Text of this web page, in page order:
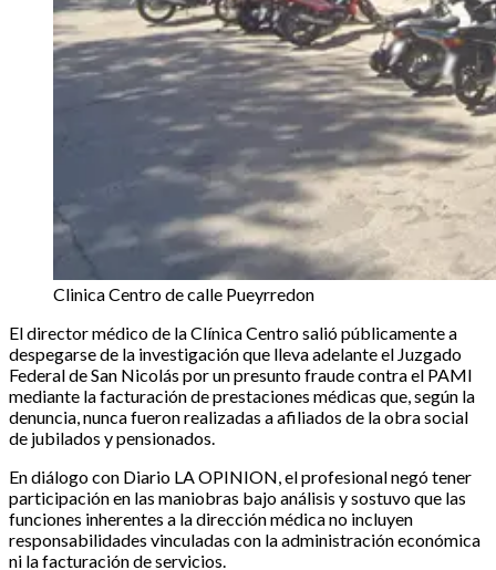
Clinica Centro de calle Pueyrredon
El director médico de la Clínica Centro salió públicamente a
despegarse de la investigación que lleva adelante el Juzgado
Federal de San Nicolás por un presunto fraude contra el PAMI
mediante la facturación de prestaciones médicas que, según la
denuncia, nunca fueron realizadas a afiliados de la obra social
de jubilados y pensionados.
En diálogo con Diario LA OPINION, el profesional negó tener
participación en las maniobras bajo análisis y sostuvo que las
funciones inherentes a la dirección médica no incluyen
responsabilidades vinculadas con la administración económica
ni la facturación de servicios.